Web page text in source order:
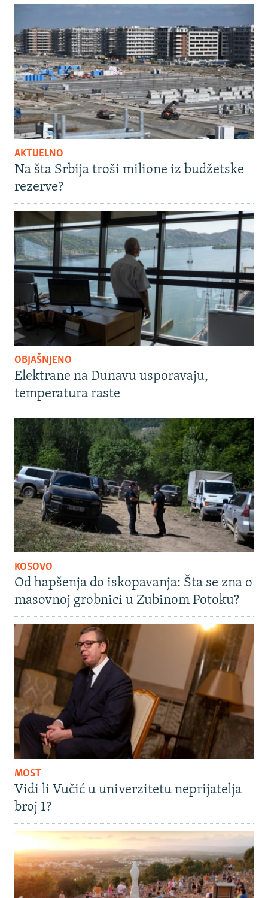
AKTUELNO
Na šta Srbija troši milione iz budžetske
rezerve?
OBJAŠNJENO
Elektrane na Dunavu usporavaju,
temperatura raste
KOSOVO
Od hapšenja do iskopavanja: Šta se zna o
masovnoj grobnici u Zubinom Potoku?
MOST
Vidi li Vučić u univerzitetu neprijatelja
broj 1?